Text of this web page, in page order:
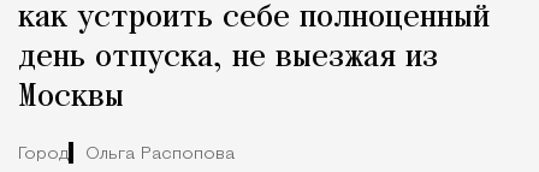
как устроить себе полноценный
день отпуска, не выезжая из
Москвы
Город Ольга Распопова